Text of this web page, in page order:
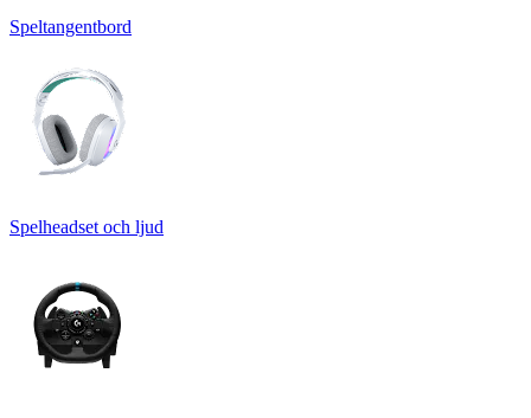
Speltangentbord
Spelheadset och ljud